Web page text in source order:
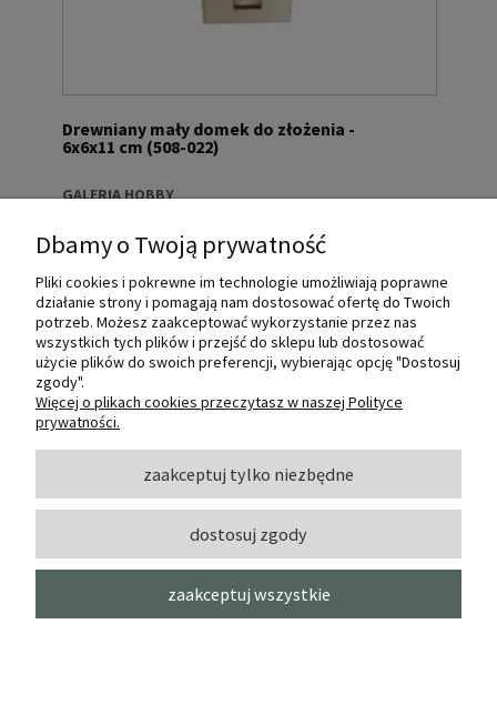
Drewniany mały domek do złożenia -
6x6x11 cm (508-022)
GALERIA HOBBY
12,00 zł
Cena regularna: 15,00 zł
Najniższa cena:15,00 zł
-5%
Dbamy o Twoją prywatność
Pliki cookies i pokrewne im technologie umożliwiają poprawne
działanie strony i pomagają nam dostosować ofertę do Twoich
potrzeb. Możesz zaakceptować wykorzystanie przez nas
wszystkich tych plików i przejść do sklepu lub dostosować
użycie plików do swoich preferencji, wybierając opcję "Dostosuj
zgody".
Więcej o plikach cookies przeczytasz w naszej Polityce
prywatności.
zaakceptuj tylko niezbędne
dostosuj zgody
zaakceptuj wszystkie